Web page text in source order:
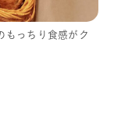
もっちり食感がク